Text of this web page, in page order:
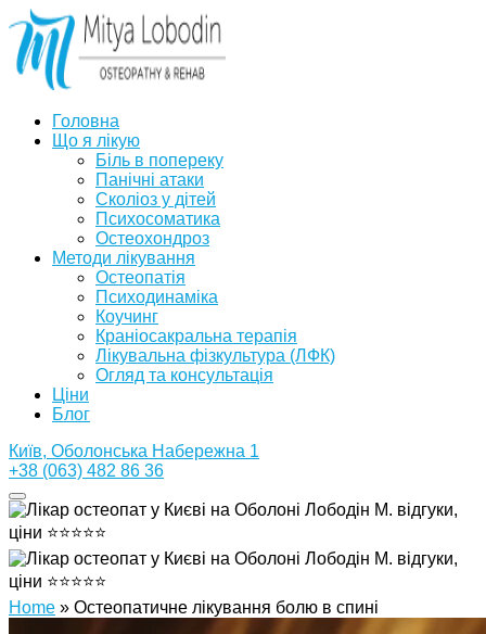
Головна
Що я лікую
Біль в попереку
Панічні атаки
Сколіоз у дітей
Психосоматика
Остеохондроз
Методи лікування
Остеопатія
Психодинаміка
Коучинг
Краніосакральна терапія
Лікувальна фізкультура (ЛФК)
Огляд та консультація
Ціни
Блог
Київ, Оболонська Набережна 1
+38 (063) 482 86 36
Home » Остеопатичне лікування болю в спині